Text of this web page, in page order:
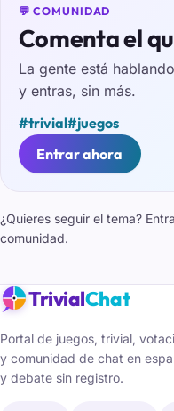
💬 COMUNIDAD
Comenta el
La gente está
y entras, sin más.
#trivial#juegos
Entrar ahora
¿Quieres seguir el tema?
comunidad.
TrivialChat
Portal de juegos, trivial,
y comunidad de chat en
y debate sin registro.